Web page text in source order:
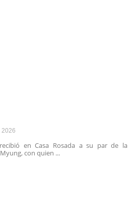
2026
en Casa Rosada a su par de la
con quien ...